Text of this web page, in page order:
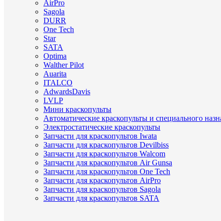
AirPro
Sagola
DURR
One Tech
Star
SATA
Optima
Walther Pilot
Auarita
ITALCO
AdwardsDavis
LVLP
Мини краскопульты
Автоматические краскопульты и специального
Электростатические краскопульты
Запчасти для краскопультов Iwata
Запчасти для краскопультов Devilbiss
Запчасти для краскопультов Walcom
Запчасти для краскопультов Air Gunsa
Запчасти для краскопультов One Tech
Запчасти для краскопультов AirPro
Запчасти для краскопультов Sagola
Запчасти для краскопультов SATA